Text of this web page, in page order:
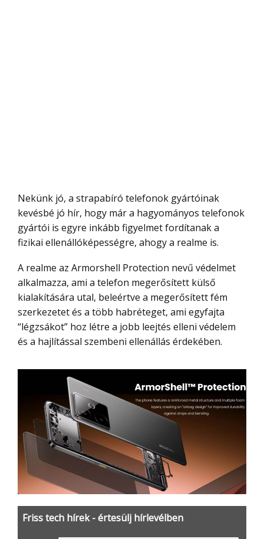
Nekünk jó, a strapabíró telefonok gyártóinak
kevésbé jó hír, hogy már a hagyományos telefonok
gyártói is egyre inkább figyelmet fordítanak a
fizikai ellenállóképességre, ahogy a realme is.
A realme az Armorshell Protection nevű védelmet
alkalmazza, ami a telefon megerősített külső
kialakítására utal, beleértve a megerősített fém
szerkezetet és a több habréteget, ami egyfajta
“légzsákot” hoz létre a jobb leejtés elleni védelem
és a hajlítással szembeni ellenállás érdekében.
Friss tech hírek - értesülj hírlevélben